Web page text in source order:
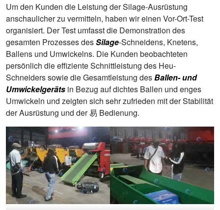
Um den Kunden die Leistung der Silage-Ausrüstung
anschaulicher zu vermitteln, haben wir einen Vor-Ort-Test
organisiert. Der Test umfasst die Demonstration des
gesamten Prozesses desSilage-Schneidens, Knetens,
Ballens und Umwickelns. Die Kunden beobachteten
persönlich die effiziente Schnittleistung des Heu-
Schneiders sowie die Gesamtleistung des Ballen- und
Umwickelgeräts in Bezug auf dichtes Ballen und enges
Umwickeln und zeigten sich sehr zufrieden mit der Stabilität
der Ausrüstung und der 易 Bedienung.